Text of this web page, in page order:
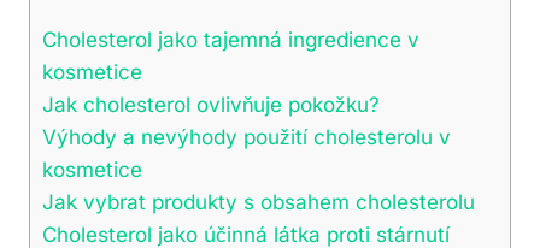
Cholesterol jako tajemná ingredience v
kosmetice
Jak cholesterol ovlivňuje pokožku?
Výhody a nevýhody použití cholesterolu v
kosmetice
Jak vybrat produkty s obsahem cholesterolu
Cholesterol jako účinná látka proti stárnutí